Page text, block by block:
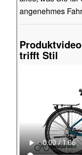
angenehmes
trifft Stil